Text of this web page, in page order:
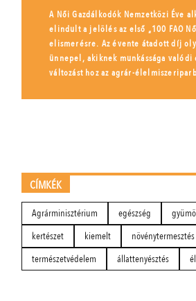
A Női Gazdálkodók Nemzetközi Éve
elindult a jelölés az első „100 FAO
elismerésre. Az évente átadott díj
ünnepel, akiknek munkássága valódi
változást hoz az agrár-
CÍMKÉK
Agrárminisztérium egészség
kertészet
kiemelt
növénytermesztés
természetvédelem
állattenyésztés